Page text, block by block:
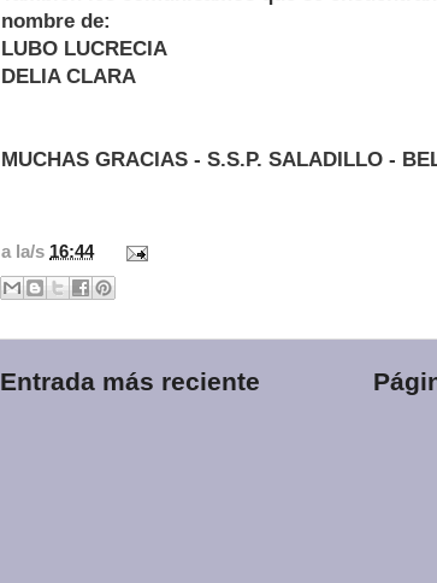
nombre de:
LUBO LUCRECIA
DELIA CLARA
MUCHAS GRACIAS - S.S.P. SALADILLO -
a la/s 16:44
Entrada más reciente